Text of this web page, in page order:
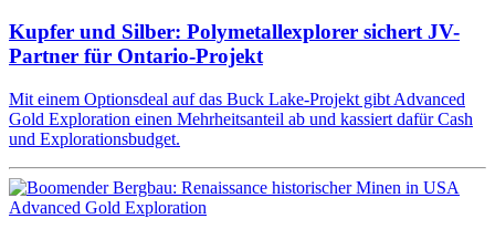
Kupfer und Silber: Polymetallexplorer sichert JV-
Partner für Ontario-Projekt
Mit einem Optionsdeal auf das Buck Lake-Projekt gibt Advanced
Gold Exploration einen Mehrheitsanteil ab und kassiert dafür Cash
und Explorationsbudget.
Advanced Gold Exploration